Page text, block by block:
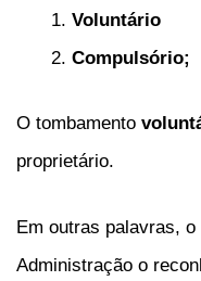
Voluntário
Compulsório;
O tombamento
proprietário.
Em outras palavras,
Administração o